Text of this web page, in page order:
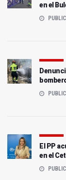
en el
El PP
en el